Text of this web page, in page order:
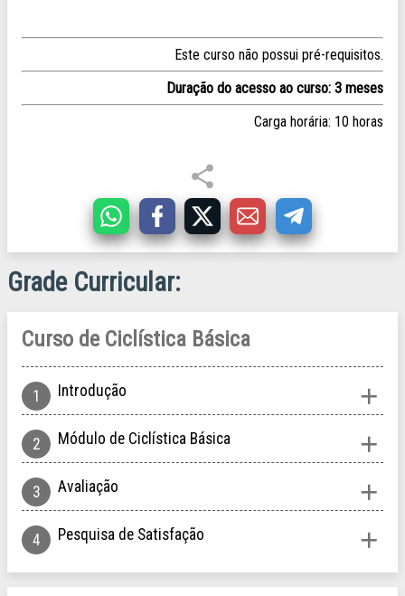
Este curso não possui pré-requisitos.
Duração do acesso ao curso: 3 meses
Carga horária: 10 horas
Grade Curricular
Curso de Ciclística Básica
Introdução
Módulo de Ciclística Básica
Avaliação
Pesquisa de Satisfação